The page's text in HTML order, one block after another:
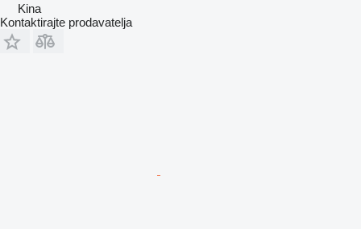
Kina
Kontaktirajte prodavatelja